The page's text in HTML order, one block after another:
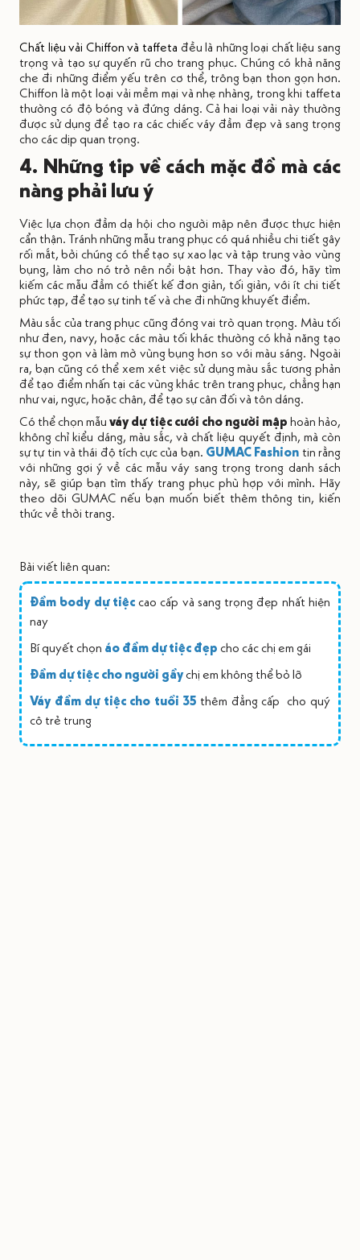
Chất liệu vải Chiffon và taffeta đều là những loại chất liệu sang
trọng và tạo sự quyến rũ cho trang phục. Chúng có khả năng
che đi những điểm yếu trên cơ thể, trông bạn thon gọn hơn.
Chiffon là một loại vải mềm mại và nhẹ nhàng, trong khi taffeta
thường có độ bóng và đứng dáng. Cả hai loại vải này thường
được sử dụng để tạo ra các chiếc váy đầm đẹp và sang trọng
cho các dịp quan trọng.
4. Những tip về cách mặc đồ mà các
nàng phải lưu ý
Việc lựa chọn đầm dạ hội cho người mập nên được thực hiện
cẩn thận. Tránh những mẫu trang phục có quá nhiều chi tiết gây
rối mắt, bởi chúng có thể tạo sự xao lạc và tập trung vào vùng
bụng, làm cho nó trở nên nổi bật hơn. Thay vào đó, hãy tìm
kiếm các mẫu đầm có thiết kế đơn giản, tối giản, với ít chi tiết
phức tạp, để tạo sự tinh tế và che đi những khuyết điểm.
Màu sắc của trang phục cũng đóng vai trò quan trọng. Màu tối
như đen, navy, hoặc các màu tối khác thường có khả năng tạo
sự thon gọn và làm mờ vùng bụng hơn so với màu sáng. Ngoài
ra, bạn cũng có thể xem xét việc sử dụng màu sắc tương phản
để tạo điểm nhấn tại các vùng khác trên trang phục, chẳng hạn
như vai, ngực, hoặc chân, để tạo sự cân đối và tôn dáng.
Có thể chọn mẫuváy dự tiệc cưới cho người mập hoàn hảo,
không chỉ kiểu dáng, màu sắc, và chất liệu quyết định, mà còn
sự tự tin và thái độ tích cực của bạn. GUMAC Fashion tin rằng
với những gợi ý về các mẫu váy sang trọng trong danh sách
này, sẽ giúp bạn tìm thấy trang phục phù hợp với mình. Hãy
theo dõi GUMAC nếu bạn muốn biết thêm thông tin, kiến
thức về thời trang.
Bài viết liên quan:
Đầm body dự tiệccao cấp và sang trọng đẹp nhất hiện
nay
Bí quyết chọn áo đầm dự tiệc đẹp cho các chị em gái
Đầm dự tiệc cho người gầychị em không thể bỏ lỡ
Váy đầm dự tiệc cho tuổi 35 thêm đẳng cấp cho quý
cô trẻ trung